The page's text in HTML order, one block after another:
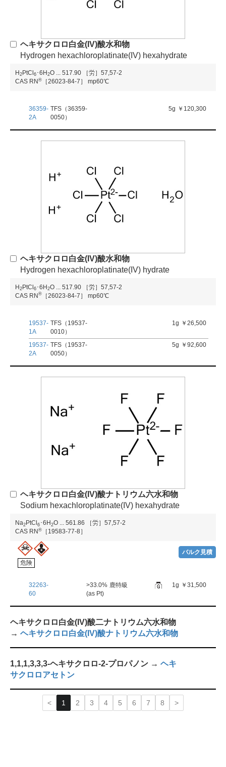
ヘキサクロロ白金(IV)酸水和物
Hydrogen hexachloroplatinate(IV) hexahydrate
H 2 PtCl 6 ･6H 2O ... 517.90
［労］57,57-2
CAS RN ® ［26023-84-7］ mp60℃
36359-
2A
TFS（36359-
0050）
5g ￥120,300
ヘキサクロロ白金(IV)酸水和物
Hydrogen hexachloroplatinate(IV) hydrate
H2PtCl6 ･6H2O 517.90
［労］57,57-2
CAS RN® ［26023-84-7］ mp60℃
19537-
1A
TFS（19537-
0010）
1g ￥26,500
19537-
2A
TFS（19537-
0050）
5g ￥92,600
ヘキサクロロ白金(IV)酸ナトリウム六水和物
Sodium hexachloroplatinate(IV) hexahydrate
Na2 PtCl 6 ･6H 2O ... 561.86
［労］57,57-2
CAS RN ® ［19583-77-8］
危険
バルク見積
32263-
60
>33.0%
(as Pt)
鹿特級 1g ￥31,500
ヘキサクロロ白金(IV)酸二ナトリウム六水和物
→ ヘキサクロロ白金(IV)酸ナトリウム六水和物
1,1,1,3,3,3-ヘキサクロロ-2-プロパノン → ヘキ
サクロロアセトン
1 2 3 4 5 6 7 8